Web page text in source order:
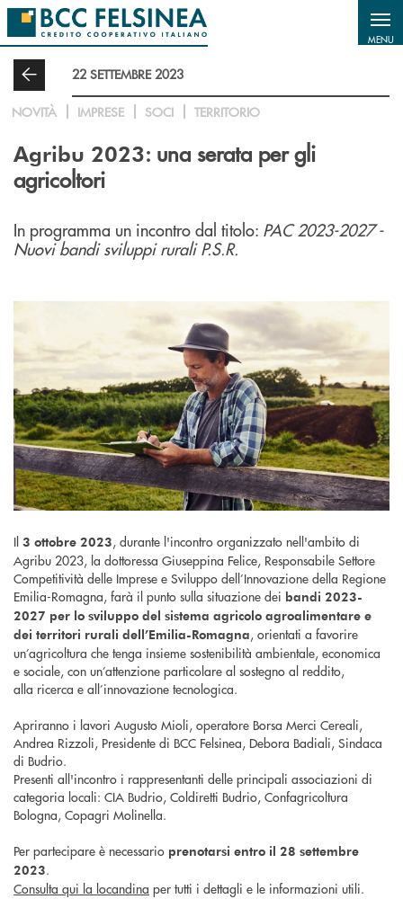
Salta al contenuto principale
MENU
22 SETTEMBRE 2023
NOVITÀ IMPRESE SOCI TERRITORIO
Agribu 2023: una serata per gli
agricoltori
In programma un incontro dal titolo: PAC 2023-2027 -
Nuovi bandi sviluppi rurali P.S.R.
Il 3 ottobre 2023, durante l'incontro organizzato nell'ambito di
Agribu 2023, la dottoressa Giuseppina Felice, Responsabile Settore
Competitività delle Imprese e Sviluppo dell’Innovazione della Regione
Emilia-Romagna, farà il punto sulla situazione dei bandi 2023-
2027 per lo sviluppo del sistema agricolo agroalimentare e
dei territori rurali dell’Emilia-Romagna, orientati a favorire
un’agricoltura che tenga insieme sostenibilità ambientale, economica
e sociale, con un’attenzione particolare al sostegno al reddito,
alla ricerca e all’innovazione tecnologica.
Apriranno i lavori Augusto Mioli, operatore Borsa Merci Cereali,
Andrea Rizzoli, Presidente di BCC Felsinea, Debora Badiali, Sindaca
di Budrio.
Presenti all'incontro i rappresentanti delle principali associazioni di
categoria locali: CIA Budrio, Coldiretti Budrio, Confagricoltura
Bologna, Copagri Molinella.
Per partecipare è necessario prenotarsi entro il 28 settembre
2023.
Consulta qui la locandina per tutti i dettagli e le informazioni utili.